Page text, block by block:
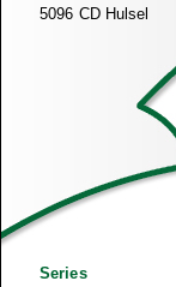
5096 CD Hulsel
Series